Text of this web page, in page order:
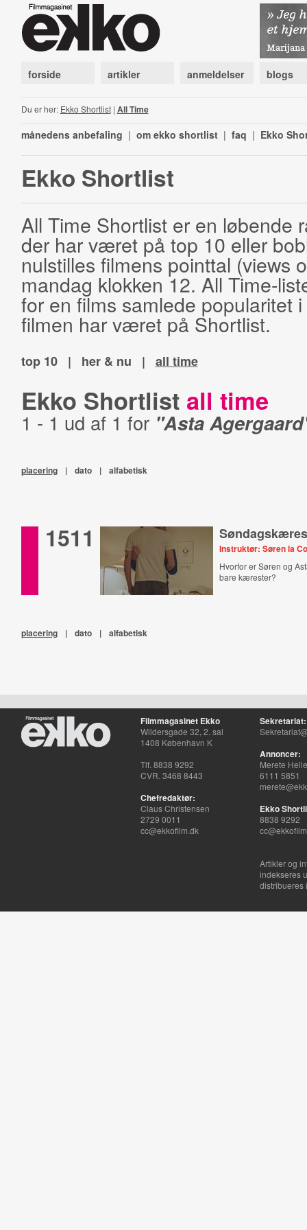
forside artikler anmeldelser blogs
Du er her: Ekko Shortlist| All Time
månedens anbefaling | om ekko shortlist | faq | Ekko
Ekko Shortlist
All Time Shortlist er en løbende
der har været på top 10 eller
nulstilles filmens pointtal (views
mandag klokken 12. All Time-
for en films samlede popularitet
filmen har været på Shortlist.
top 10 | her & nu | all time
Ekko Shortlist all time
1 - 1 ud af 1 for "Asta
placering | dato | alfabetisk
1511 Instruktør: Søren la
Hvorfor er Søren og
bare kærester?
placering | dato | alfabetisk
Filmmagasinet Ekko
Wildersgade 32, 2. sal
1408 København K
Tlf. 8838 9292
CVR. 3468 8443
Chefredaktør:
Claus Christensen
2729 0011
cc@ekkofilm.dk
Sekretariat:
Annoncer:
Merete
6111 5851
Ekko
8838 9292
Artikler og
indekseres
distribueres